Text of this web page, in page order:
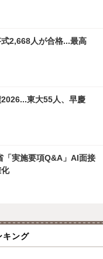
2,668人が合格...最高
東大55人、早慶
「実施要項Q&A」AI面接
キング